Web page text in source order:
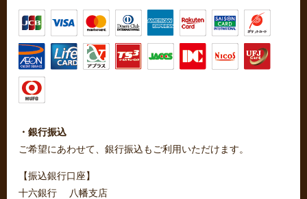
・銀行振込
ご希望にあわせて、銀行振込もご利用いただけます。
【振込銀行口座】
十六銀行 八幡支店